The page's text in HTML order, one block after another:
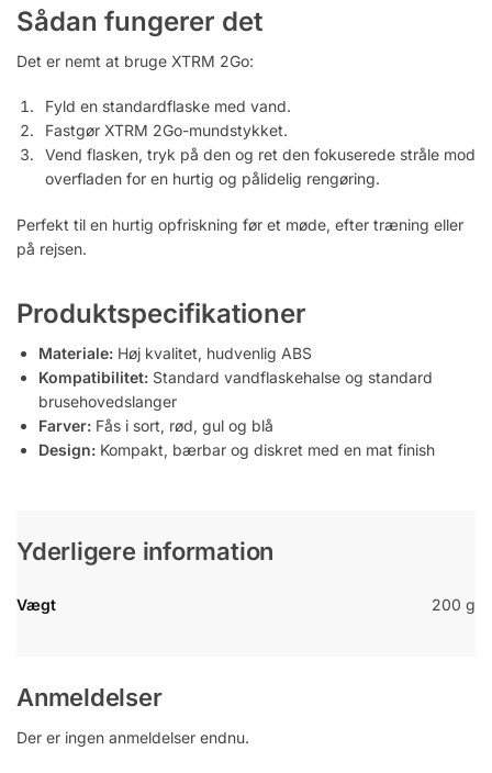
Sådan fungerer det
Det er nemt at bruge XTRM 2Go:
Fyld en standardflaske med vand.
Fastgør XTRM 2Go-mundstykket.
Vend flasken, tryk på den og ret den fokuserede stråle mod
overfladen for en hurtig og pålidelig rengøring.
Perfekt til en hurtig opfriskning før et møde, efter træning eller
på rejsen.
Produktspecifikationer
Materiale: Høj kvalitet, hudvenlig ABS
Kompatibilitet: Standard vandflaskehalse og standard
brusehovedslanger
Farver: Fås i sort, rød, gul og blå
Design: Kompakt, bærbar og diskret med en mat finish
Yderligere information
Vægt 200 g
Anmeldelser
Der er ingen anmeldelser endnu.